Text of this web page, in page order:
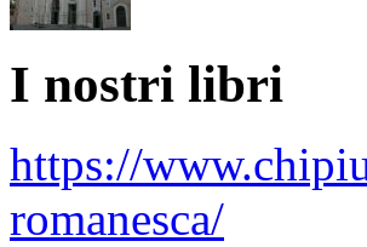
I nostri libri
https://
romanesca/